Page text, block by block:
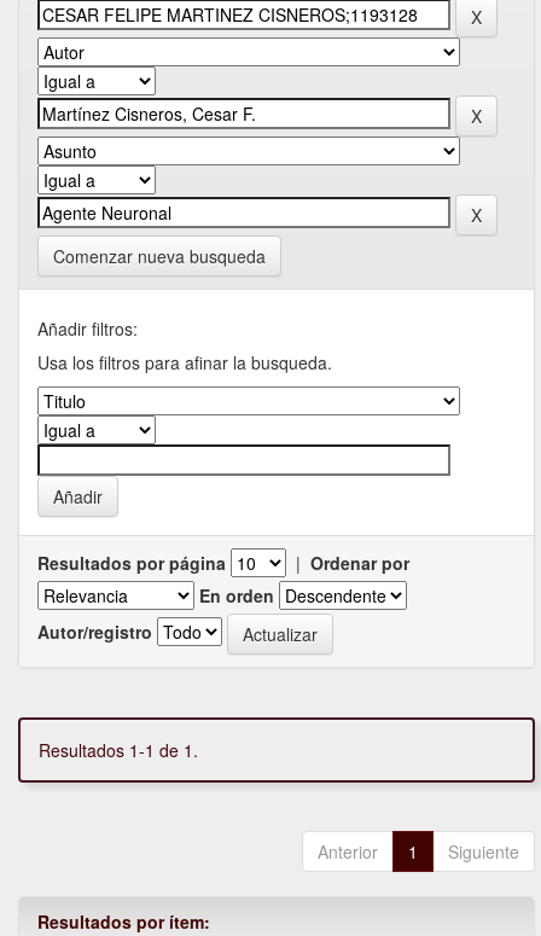
Comenzar nueva busqueda
Añadir filtros:
Usa los filtros para afinar la busqueda.
Resultados por página | Ordenar por
En orden
Autor/registro
Resultados 1-1 de 1.
Anterior 1 Siguiente
Resultados por ítem: